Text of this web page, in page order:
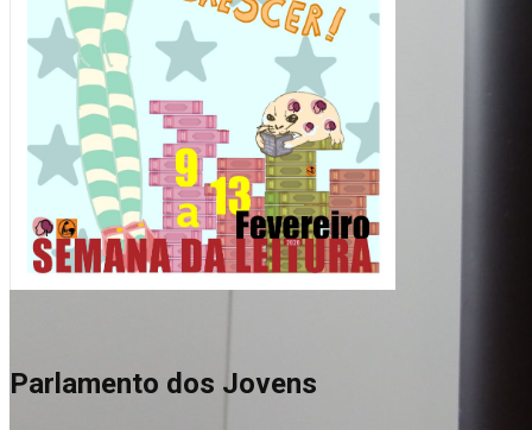
Parlamento dos Jovens